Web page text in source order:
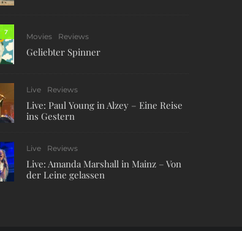
7
Movies Reviews
Geliebter Spinner
Live Reviews
Live: Paul Young in Alzey – Eine Reise
ins Gestern
Live Reviews
Live: Amanda Marshall in Mainz – Von
der Leine gelassen